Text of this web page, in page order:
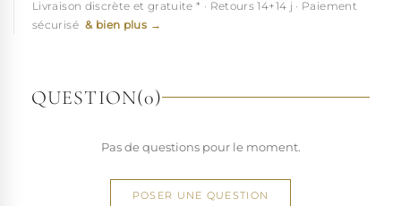
Livraison discrète et gratuite * · Retours 14+14 j · Paiement
sécurisé & bien plus →
QUESTION(0)
Pas de questions pour le moment.
POSER UNE QUESTION